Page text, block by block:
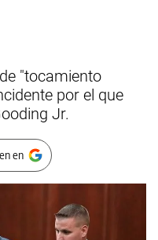
"tocamiento
por el que
Jr.
en